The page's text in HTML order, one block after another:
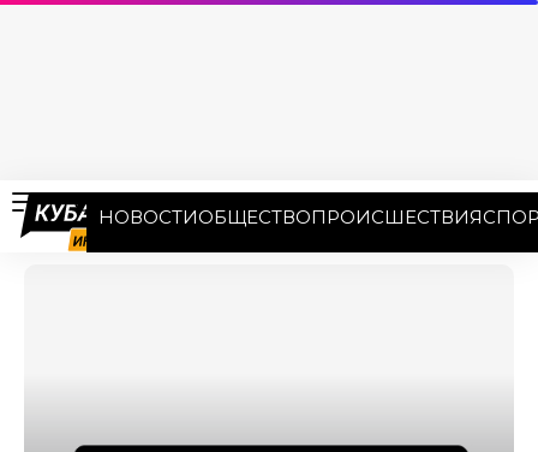
НОВОСТИОБЩЕСТВОПРОИСШЕСТВИЯ